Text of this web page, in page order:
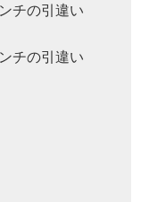
チの引違い
チの引違い